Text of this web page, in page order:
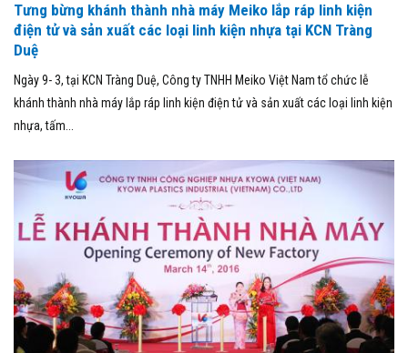
Tưng bừng khánh thành nhà máy Meiko lắp ráp linh kiện
điện tử và sản xuất các loại linh kiện nhựa tại KCN Tràng
Duệ
Ngày 9- 3, tại KCN Tràng Duệ, Công ty TNHH Meiko Việt Nam tổ chức lễ
khánh thành nhà máy lắp ráp linh kiện điện tử và sản xuất các loại linh kiện
nhựa, tấm...